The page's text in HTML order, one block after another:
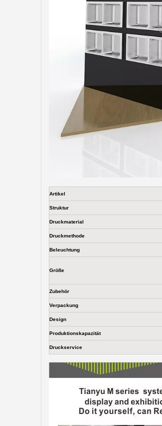
Artikel
Struktur
Druckmaterial
Druckmethode
Beleuchtung
Größe
Zubehör
Verpackung
Design
Produktionskapazität
Druckservice